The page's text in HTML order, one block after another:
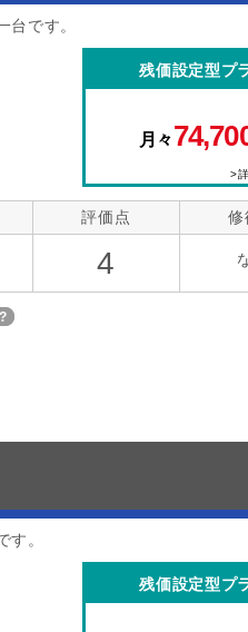
CD メディアプレーヤー接続
です。
残価設定型プ
月々
>
評価点
4
修
。
残価設定型プ